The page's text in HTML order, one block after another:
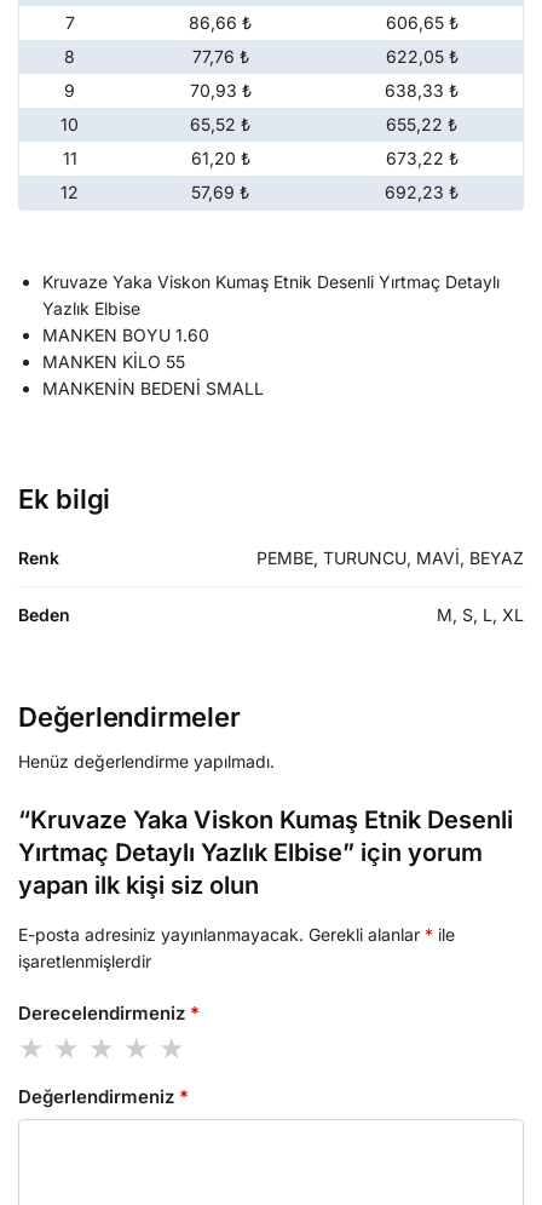
7 86,66 ₺
606,65 ₺
8
77,76 ₺
622,05 ₺
9
70,93 ₺
638,33 ₺
10
65,52 ₺
655,22 ₺
11
61,20 ₺
673,22 ₺
12
57,69 ₺ 692,23 ₺
Kruvaze Yaka Viskon Kumaş Etnik Desenli Yırtmaç Detaylı
Yazlık Elbise
MANKEN BOYU 1.60
MANKEN KİLO 55
MANKENİN BEDENİ SMALL
Ek bilgi
Renk PEMBE, TURUNCU, MAVİ, BEYAZ
Beden M, S, L, XL
Değerlendirmeler
Henüz değerlendirme yapılmadı.
“Kruvaze Yaka Viskon Kumaş Etnik Desenli
Yırtmaç Detaylı Yazlık Elbise” için yorum
yapan ilk kişi siz olun
E-posta adresiniz yayınlanmayacak. Gerekli alanlar * ile
işaretlenmişlerdir
Derecelendirmeniz *
Değerlendirmeniz *